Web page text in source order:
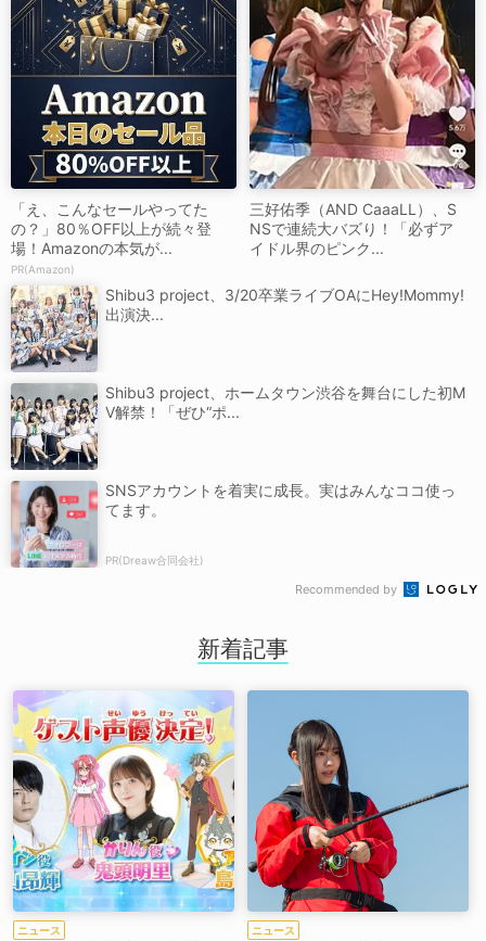
「え、こんなセールやってた
の？」80％OFF以上が続々登
場！Amazonの本気が...
PR(Amazon)
三好佑季（AND CaaaLL）、S
NSで連続大バズり！「必ずア
イドル界のピンク...
Shibu3 project、3/20卒業ライブOAにHey!Mommy!
出演決...
Shibu3 project、ホームタウン渋谷を舞台にした初M
V解禁！「ぜひ“ポ...
SNSアカウントを着実に成長。実はみんなココ使っ
てます。
PR(Dreaw合同会社)
Recommended by
新着記事
ニュース ニュース